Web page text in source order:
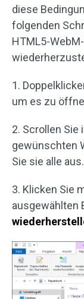
diese
folgenden
HTML5-
1.
um es zu
2. Scrollen Sie
gewünschten
Sie sie alle aus.
3. Klicken Sie
ausgewählten